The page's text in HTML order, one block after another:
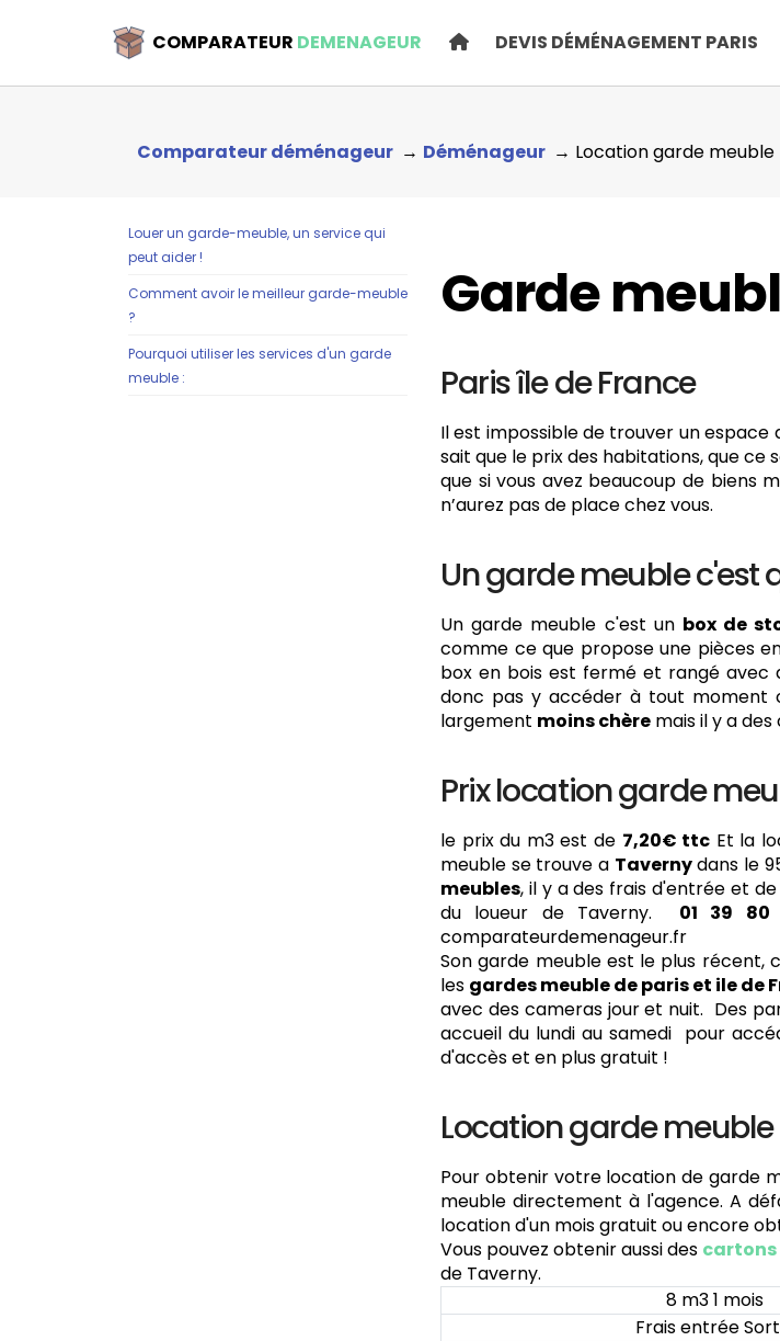
COMPARATEUR DEMENAGEUR DEVIS DÉMÉNAGEMENT PARIS
Comparateur déménageur Déménageur Location garde meuble
Louer un garde-meuble, un service qui
peut aider !
Comment avoir le meilleur garde-meuble
?
Pourquoi utiliser les services d'un garde
meuble :
Garde
Paris île de France
Il est impossible de trouver un espace
sait que le prix des habitations, que ce
que si vous avez beaucoup de biens
n’aurez pas de place chez vous.
Un garde meuble c'est
Un garde meuble c'est un box de
comme ce que propose une pièces
box en bois est fermé et rangé avec
donc pas y accéder à tout moment
largement moins chère mais il y a
Prix location garde
le prix du m3 est de 7,20€ ttc Et la
meuble se trouve a Tavernydans le
meubles, il y a des frais d'entrée et
du loueur de Taverny. 01 39 80
comparateurdemenageur.fr
Son garde meuble est le plus récent,
les gardes meuble de paris et ile de
avec des cameras jour et nuit. Des
accueil du lundi au samedi pour
d'accès et en plus gratuit !
Location garde
Pour obtenir votre location de garde
meuble directement à l'agence. A
location d'un mois gratuit ou encore
Vous pouvez obtenir aussi des cartons
de Taverny.
8 m3 1 mois
Frais entrée